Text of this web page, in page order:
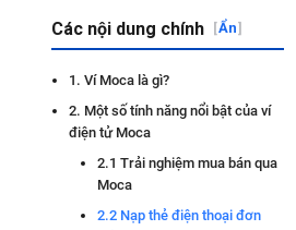
Các nội dung chính [Ẩn]
1. Ví Moca là gì?
2. Một số tính năng nổi bật của ví
điện tử Moca
2.1 Trải nghiệm mua bán qua
Moca
2.2 Nạp thẻ điện thoại đơn